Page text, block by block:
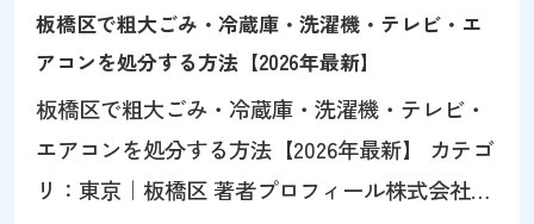
もりが正確になる 大型品の搬出は傷のリスクが
伴うので、損害賠償保険の加入の有無を必ず確
認しましょう 板橋区の不用品回収の相場を徹底
調査 業者ごとに料金差が大きいため、板橋区で
3点（冷蔵庫・洗濯機・マットレス
板橋区で粗大ごみ・冷蔵庫・洗濯機・テレビ・エ
アコンを処分する方法【2026年最新】
板橋区で粗大ごみ・冷蔵庫・洗濯機・テレビ・
エアコンを処分する方法【2026年最新】 カテゴ
リ：東京｜板橋区 著者プロフィール株式会社パ